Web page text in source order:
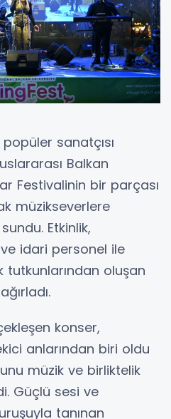
popüler sanatçısı
Balkan
Festivalinin bir parçası
müzikseverlere
Etkinlik,
idari personel ile
oluşan
konser,
anlarından biri oldu
müzik ve birliktelik
Güçlü sesi ve
tanınan